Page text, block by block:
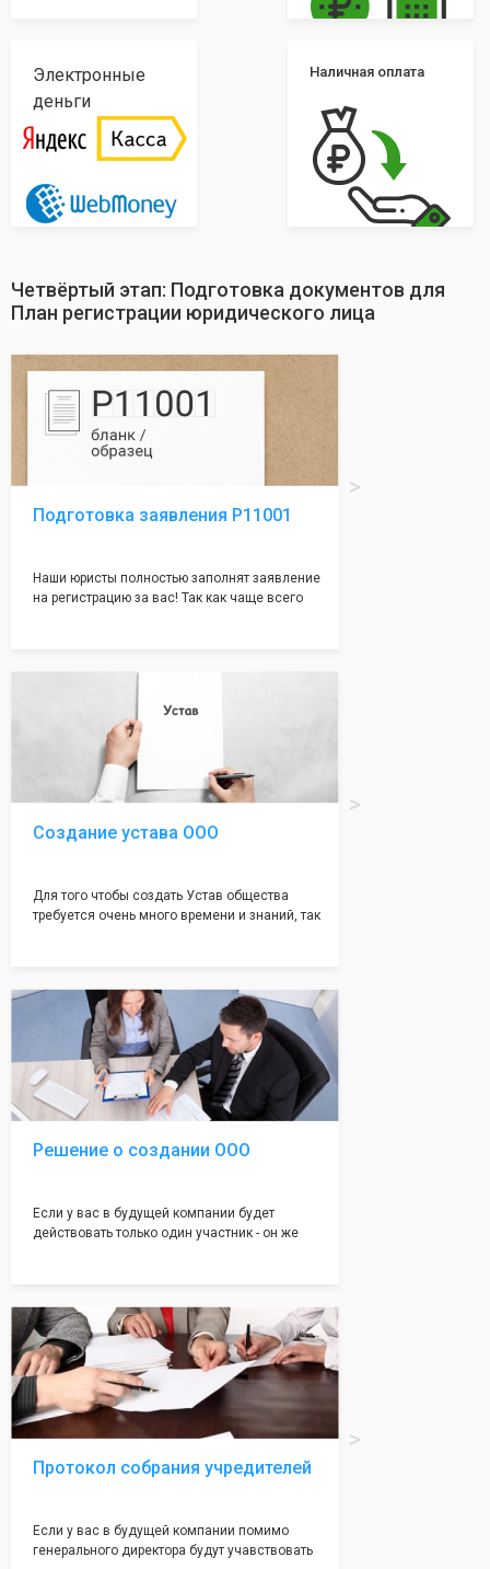
Электронные
деньги
Наличная оплата
Четвёртый этап: Подготовка документов для
План регистрации юридического лица
Подготовка заявления Р11001
Наши юристы полностью заполнят заявление
на регистрацию за вас! Так как чаще всего
большая часть отказов - наши юристы с
оформление самого сложного документа на
себя! Многолетний опыт работы наших
юристов позволяет оформлять заявление без
ошибок, тем самым гарантируя вам
успешную регистрацию в налоговой
Создание устава ООО
Для того чтобы создать Устав общества
требуется очень много времени и знаний, так
Наша компания предоставит вам свой
уникальный Устав Общества, который
подойдет для любой компании. Устав,
сделанный нашими профессиональными
юристами, успешно проходит регистрацию в
налоговой инспекции!
Решение о создании ООО
Если у вас в будущей компании будет
действовать только один участник - он же
грамотно составят данное заявление, а Вам
нужно будет только поставить подпись на
нём!
Протокол собрания учредителей
Если у вас в будущей компании помимо
генерального директора будут учавствовать